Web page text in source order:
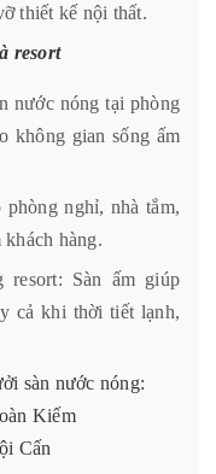
thiết kế nội thất.
resort
nước nóng tại phòng
không gian sống ấm
nghỉ, nhà tắm,
hàng.
Sàn ấm giúp
cả khi thời tiết lạnh,
sàn nước nóng:
Kiếm
Cấn